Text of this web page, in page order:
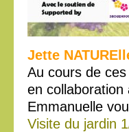
Jette
Au cours de
en collaboration
Emmanuelle
Visite du jardin